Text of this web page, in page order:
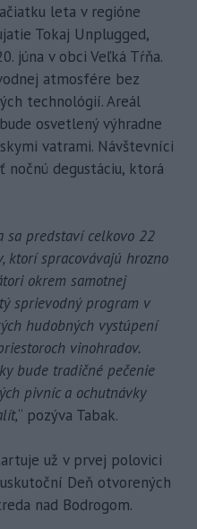
leta v regióne
Tokaj Unplugged,
júna v obci Veľká Tŕňa.
atmosfére bez
technológií. Areál
osvetlený výhradne
vatrami. Návštevníci
nočnú degustáciu, ktorá
sa predstaví celkovo 22
ktorí spracovávajú hrozno
okrem samotnej
sprievodný program v
hudobných vystúpení
vinohradov.
bude tradičné pečenie
pivníc a ochutnávky
“ pozýva Tabak.
už v prvej polovici
Deň otvorených
nad Bodrogom.